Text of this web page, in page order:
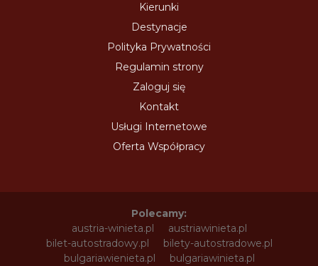
Kierunki
Destynacje
Polityka Prywatności
Regulamin strony
Zaloguj się
Kontakt
Usługi Internetowe
Oferta Współpracy
Polecamy:
austria-winieta.pl
austriawinieta.pl
bilet-autostradowy.pl
bilety-autostradowe.pl
bulgariawienieta.pl
bulgariawinieta.pl